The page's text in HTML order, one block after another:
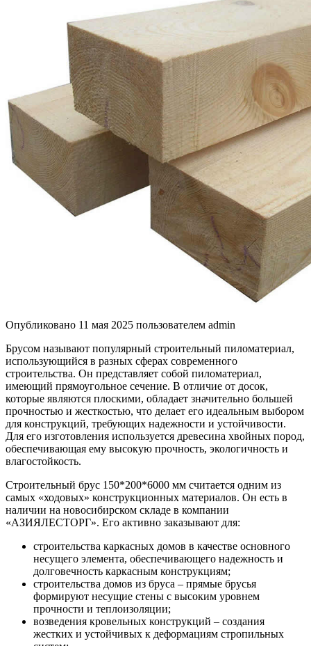
Опубликовано 11 мая 2025 пользователем admin
Брусом называют популярный строительный пиломатериал,
использующийся в разных сферах современного
строительства. Он представляет собой пиломатериал,
имеющий прямоугольное сечение. В отличие от досок,
которые являются плоскими, обладает значительно большей
прочностью и жесткостью, что делает его идеальным выбором
для конструкций, требующих надежности и устойчивости.
Для его изготовления используется древесина хвойных пород,
обеспечивающая ему высокую прочность, экологичность и
влагостойкость.
Строительный брус 150*200*6000 мм считается одним из
самых «ходовых» конструкционных материалов. Он есть в
наличии на новосибирском складе в компании
«АЗИЯЛЕСТОРГ». Его активно заказывают для:
строительства каркасных домов в качестве основного
несущего элемента, обеспечивающего надежность и
долговечность каркасным конструкциям;
строительства домов из бруса – прямые брусья
формируют несущие стены с высоким уровнем
прочности и теплоизоляции;
возведения кровельных конструкций – создания
жестких и устойчивых к деформациям стропильных